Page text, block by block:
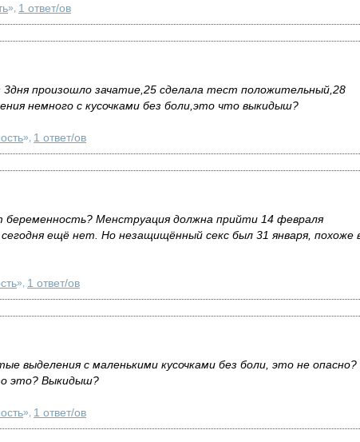
», 1 ответ/ов
3дня произошло зачатие,25 сделала тест положительный,28
немного с кусочками без боли,это что выкидыш?
», 1 ответ/ов
Менструация должна прийти 14 февраля
ещё нет. Но незащищённый секс был 31 января, похоже
», 1 ответ/ов
выделения с маленькими кусочками без боли, это не опасно?
это? Выкидыш?
», 1 ответ/ов